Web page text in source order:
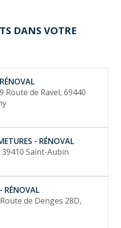
DANS VOTRE
Route de Ravel, 69440
- RÉNOVAL
39410 Saint-Aubin
RÉNOVAL
de Denges 28D,